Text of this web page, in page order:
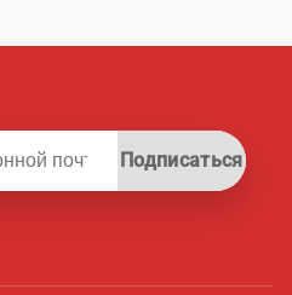
Подписаться